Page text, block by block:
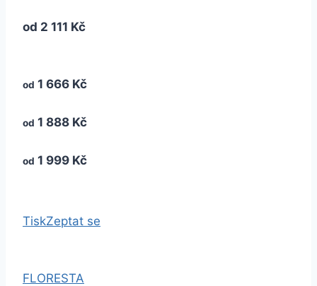
od 2 111 Kč
od 1 666 Kč
od 1 888 Kč
od 1 999 Kč
TiskZeptat se
FLORESTA